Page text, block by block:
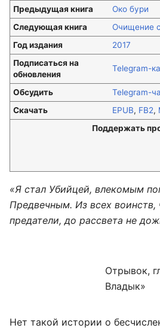
Предыдущая книга
Око бури
Следующая книга
Очищение
Год издания
2017
Подписаться на
обновления
Telegram-
Обсудить
Telegram-
Скачать
EPUB, FB2,
Поддержать
«Я стал Убийцей, влекомым
Предвечным. Из всех воинств,
предатели, до рассвета не
Отрывок,
Владык»
Нет такой истории о